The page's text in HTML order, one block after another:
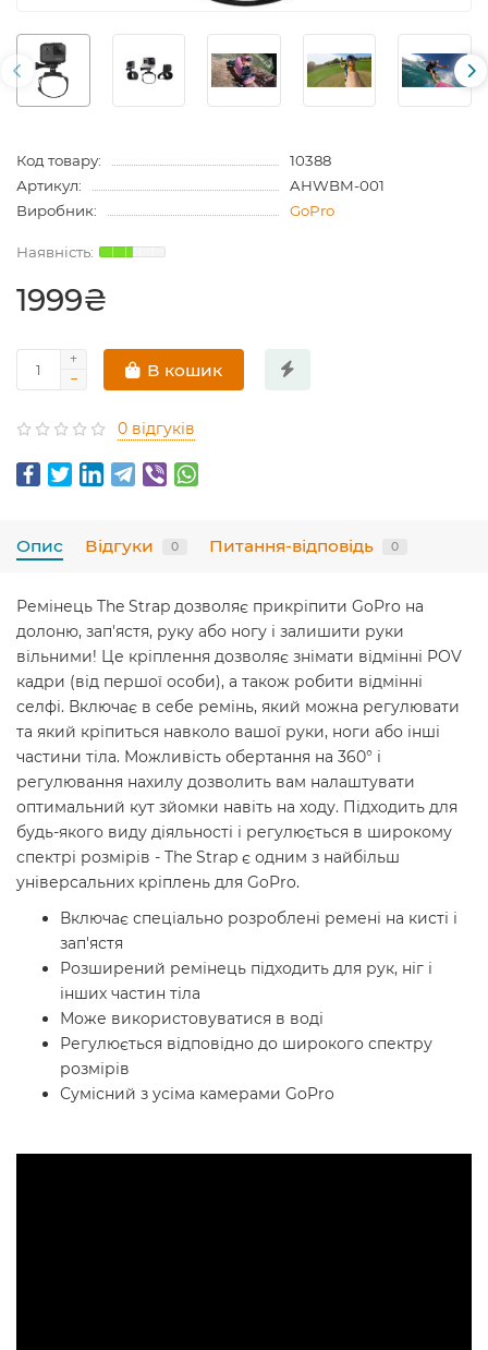
Код товару:
10388
Артикул:
AHWBM-001
Виробник:
GoPro
1999₴
В кошик
0 відгуків
Опис Відгуки 0 Питання-відповідь 0
Ремінець The Strap дозволяє прикріпити GoPro на
долоню, зап'ястя, руку або ногу і залишити руки
вільними! Це кріплення дозволяє знімати відмінні POV
кадри (від першої особи), а також робити відмінні
селфі. Включає в себе ремінь, який можна регулювати
та який кріпиться навколо вашої руки, ноги або інші
частини тіла. Можливість обертання на 360° і
регулювання нахилу дозволить вам налаштувати
оптимальний кут зйомки навіть на ходу. Підходить для
будь-якого виду діяльності і регулюється в широкому
спектрі розмірів - The Strap є одним з найбільш
універсальних кріплень для GoPro.
Включає спеціально розроблені ремені на кисті і
зап'ястя
Розширений ремінець підходить для рук, ніг і
інших частин тіла
Може використовуватися в воді
Регулюється відповідно до широкого спектру
розмірів
Сумісний з усіма камерами GoPro